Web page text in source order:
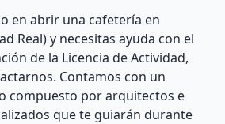
en abrir una cafetería en
Real) y necesitas ayuda con el
de la Licencia de Actividad,
Contamos con un
compuesto por arquitectos e
que te guiarán durante